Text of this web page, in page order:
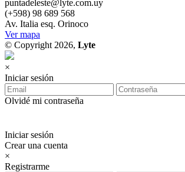
puntadeleste@lyte.com.uy
(+598) 98 689 568
Av. Italia esq. Orinoco
Ver mapa
© Copyright 2026, Lyte
×
Iniciar sesión
Olvidé mi contraseña
Iniciar sesión
Crear una cuenta
×
Registrarme